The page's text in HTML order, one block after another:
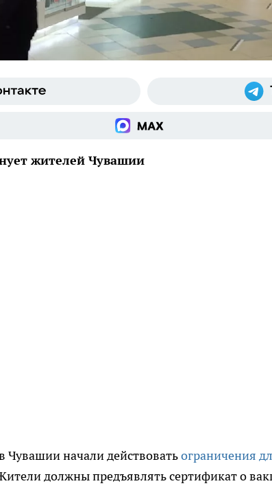
жителей Чувашии
Чувашии начали действоватьограничения
должны предъявлять сертификат о